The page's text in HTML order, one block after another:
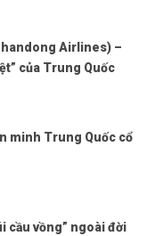
Airlines) –
của Trung Quốc
minh Trung Quốc cổ
cầu vồng” ngoài đời